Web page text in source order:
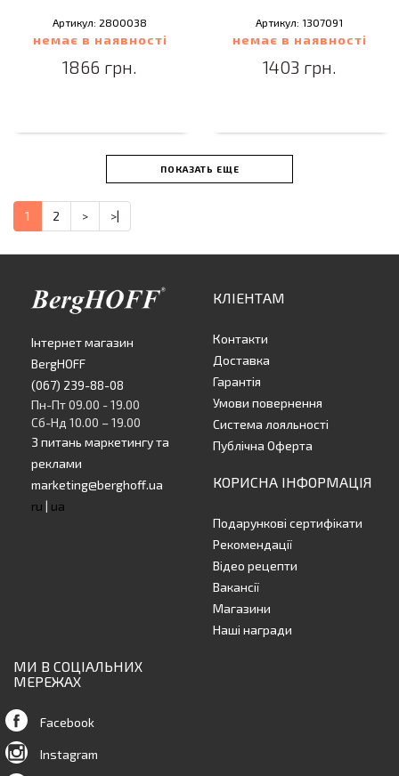
Артикул: 2800038
немає в наявності
1866 грн.
Артикул: 1307091
немає в наявності
1403 грн.
ПОКАЗАТЬ ЕЩЕ
1 2 > >|
Інтернет магазин
BergHOFF
(067) 239-88-08
Пн-Пт 09.00 - 19.00
Сб-Нд 10.00 – 19.00
З питань маркетингу та
реклами
marketing@berghoff.ua
ru | ua
КЛІЕНТАМ
Контакти
Доставка
Гарантія
Умови повернення
Система лояльності
Публічна Оферта
КОРИСНА ІНФОРМАЦІЯ
Подарункові сертифікати
Рекомендації
Відео рецепти
Вакансії
Магазини
Наші награди
МИ В СОЦІАЛЬНИХ
МЕРЕЖАХ
Facebook
Instagram